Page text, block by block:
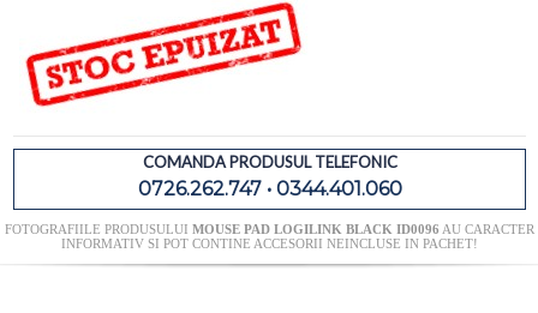
COMANDA PRODUSUL TELEFONIC
0726.262.747 • 0344.401.060
FOTOGRAFIILE PRODUSULUI MOUSE PAD LOGILINK BLACK ID0096 AU CARACTER
INFORMATIV SI POT CONTINE ACCESORII NEINCLUSE IN PACHET!